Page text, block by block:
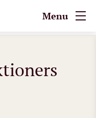
Menu